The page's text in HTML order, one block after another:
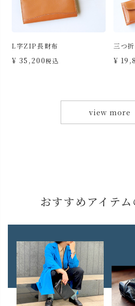
L字ZIP長財布
¥ 35,200税込
三つ
¥
view more
おすすめアイテ